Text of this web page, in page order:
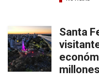
Santa
millones